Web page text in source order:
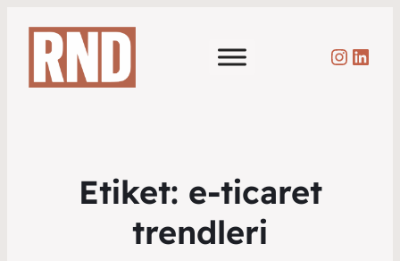
Etiket: e-ticaret
trendleri